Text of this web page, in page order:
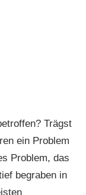
Trägst
ein Problem
Problem, das
begraben in